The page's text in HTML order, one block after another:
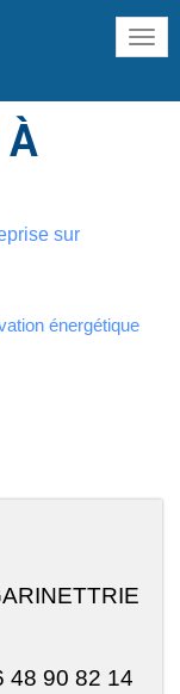
sur
énergétique
48 90 82 14